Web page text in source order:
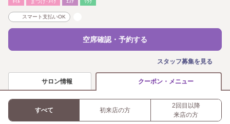
ﾈｲﾙ まつげ･ﾒｲｸ ｴｽﾃ ﾘﾗｸ
スマート支払いOK
空席確認・予約する
スタッフ募集を見る
サロン情報 クーポン・メニュー
すべて 初来店の方
2回目以降
来店の方